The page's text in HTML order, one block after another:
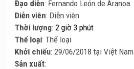
Đạo diễn: Fernando León de Aranoa
Diễn viên: Diễn viên
Thời lượng: 2 giờ 3 phút
Thể loại: Thể loại
Khởi chiếu: 29/06/2018 tại Việt Nam
Sản xuất: